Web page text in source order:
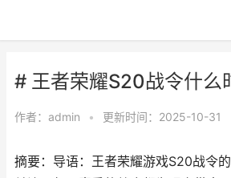
# 王者荣耀S20战令什么
作者： admin • 更新时间：2025-10-31
摘要：导语：王者荣耀游戏S20战令